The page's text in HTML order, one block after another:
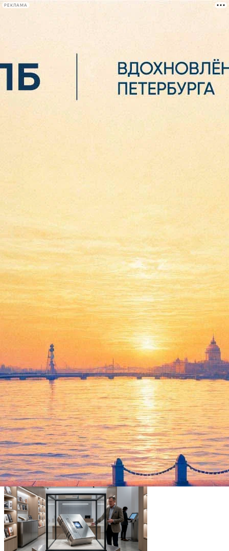
РЕКЛАМА
Сегодня:
21 января 2019, понедельник
Минкульт пригрозил неудачами cоздателям фильма о
режиссере-неудачнике. Картину срежиссировал Александр
Гордон
17:46:
Красногвардейский район предлагают объявить зоной,
свободной для граффити
«Инцидент исчерпан». Министр культуры рассказал об
отношениях c Cirque du Soleil после выпада Запашного
Эрмитаж опубликовал данные о числе посетителей на
новогодних праздниках. Они вдвое отличаются от
минкультовских
Где удариться в тоску: Депрессивный гид «Фонтанки»
13:02:
Петербургский культурный форум определился с датами на
ближайшие три года
12:30:
Оксимирона, Жигана и других рэперов ждут в Петербурге
«живьем» — на премьере фильма о русском хип-хопе
11:12:
Российский цирковой коллектив впервые получил
«Золотого клоуна» на фестивале в Монте-Карло по
совокупности номеров
Архив предыдущих материалов